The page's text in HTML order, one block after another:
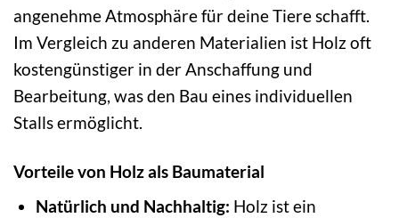
angenehme Atmosphäre für deine Tiere schafft.
Im Vergleich zu anderen Materialien ist Holz oft
kostengünstiger in der Anschaffung und
Bearbeitung, was den Bau eines individuellen
Stalls ermöglicht.
Vorteile von Holz als Baumaterial
Natürlich und Nachhaltig: Holz ist ein